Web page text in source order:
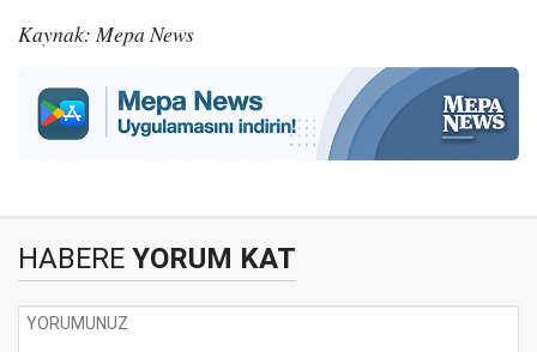
Kaynak: Mepa News
HABERE YORUM KAT